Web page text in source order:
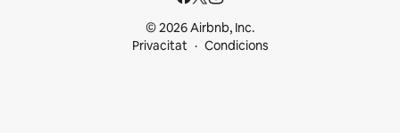
© 2026 Airbnb, Inc.
Privacitat
Condicions